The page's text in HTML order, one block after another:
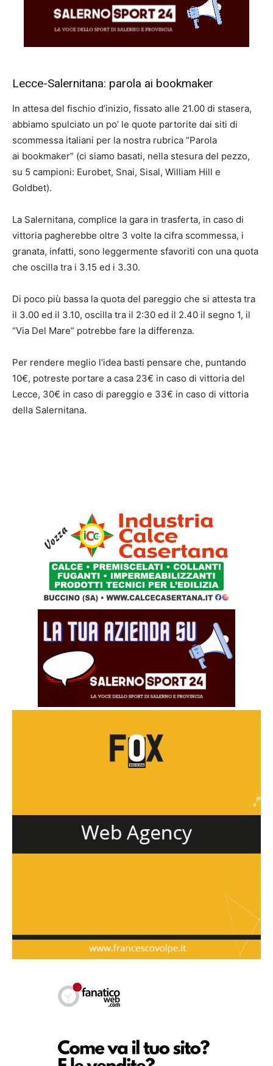
Lecce-Salernitana: parola ai bookmaker
In attesa del fischio d’inizio, fissato alle 21.00 di stasera,
abbiamo spulciato un po’ le quote partorite dai siti di
scommessa italiani per la nostra rubrica “Parola
ai bookmaker” (ci siamo basati, nella stesura del pezzo,
su 5 campioni: Eurobet, Snai, Sisal, William Hill e
Goldbet).
La Salernitana, complice la gara in trasferta, in caso di
vittoria pagherebbe oltre 3 volte la cifra scommessa, i
granata, infatti, sono leggermente sfavoriti con una quota
che oscilla tra i 3.15 ed i 3.30.
Di poco più bassa la quota del pareggio che si attesta tra
il 3.00 ed il 3.10, oscilla tra il 2:30 ed il 2.40 il segno 1, il
“Via Del Mare” potrebbe fare la differenza.
Per rendere meglio l’idea basti pensare che, puntando
10€, potreste portare a casa 23€ in caso di vittoria del
Lecce, 30€ in caso di pareggio e 33€ in caso di vittoria
della Salernitana.